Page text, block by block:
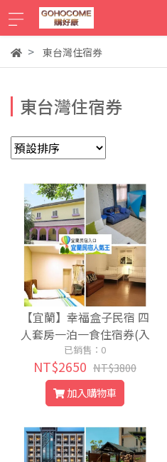
東台灣住宿券
東台灣住宿券
【宜蘭】幸福盒子民宿 四
人套房一泊一食住宿券(入
住加贈伴手禮)
已銷售：0
NT$2650 NT$3800
加入購物車